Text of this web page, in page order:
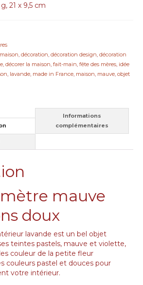
21 x 9,5 cm
décoration décoration design décoration
décorer la maison fait-main fête des mères idée
lavande made in France maison mauve objet
Informations
complémentaires
mauve
doux
lavande est un bel objet
teintes pastels, mauve et violette,
couleur de la petite fleur
couleurs pastel et douces pour
votre intérieur.